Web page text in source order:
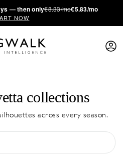
— then only€8.33/mo€5.83/mo
NOW
collections
across every season.